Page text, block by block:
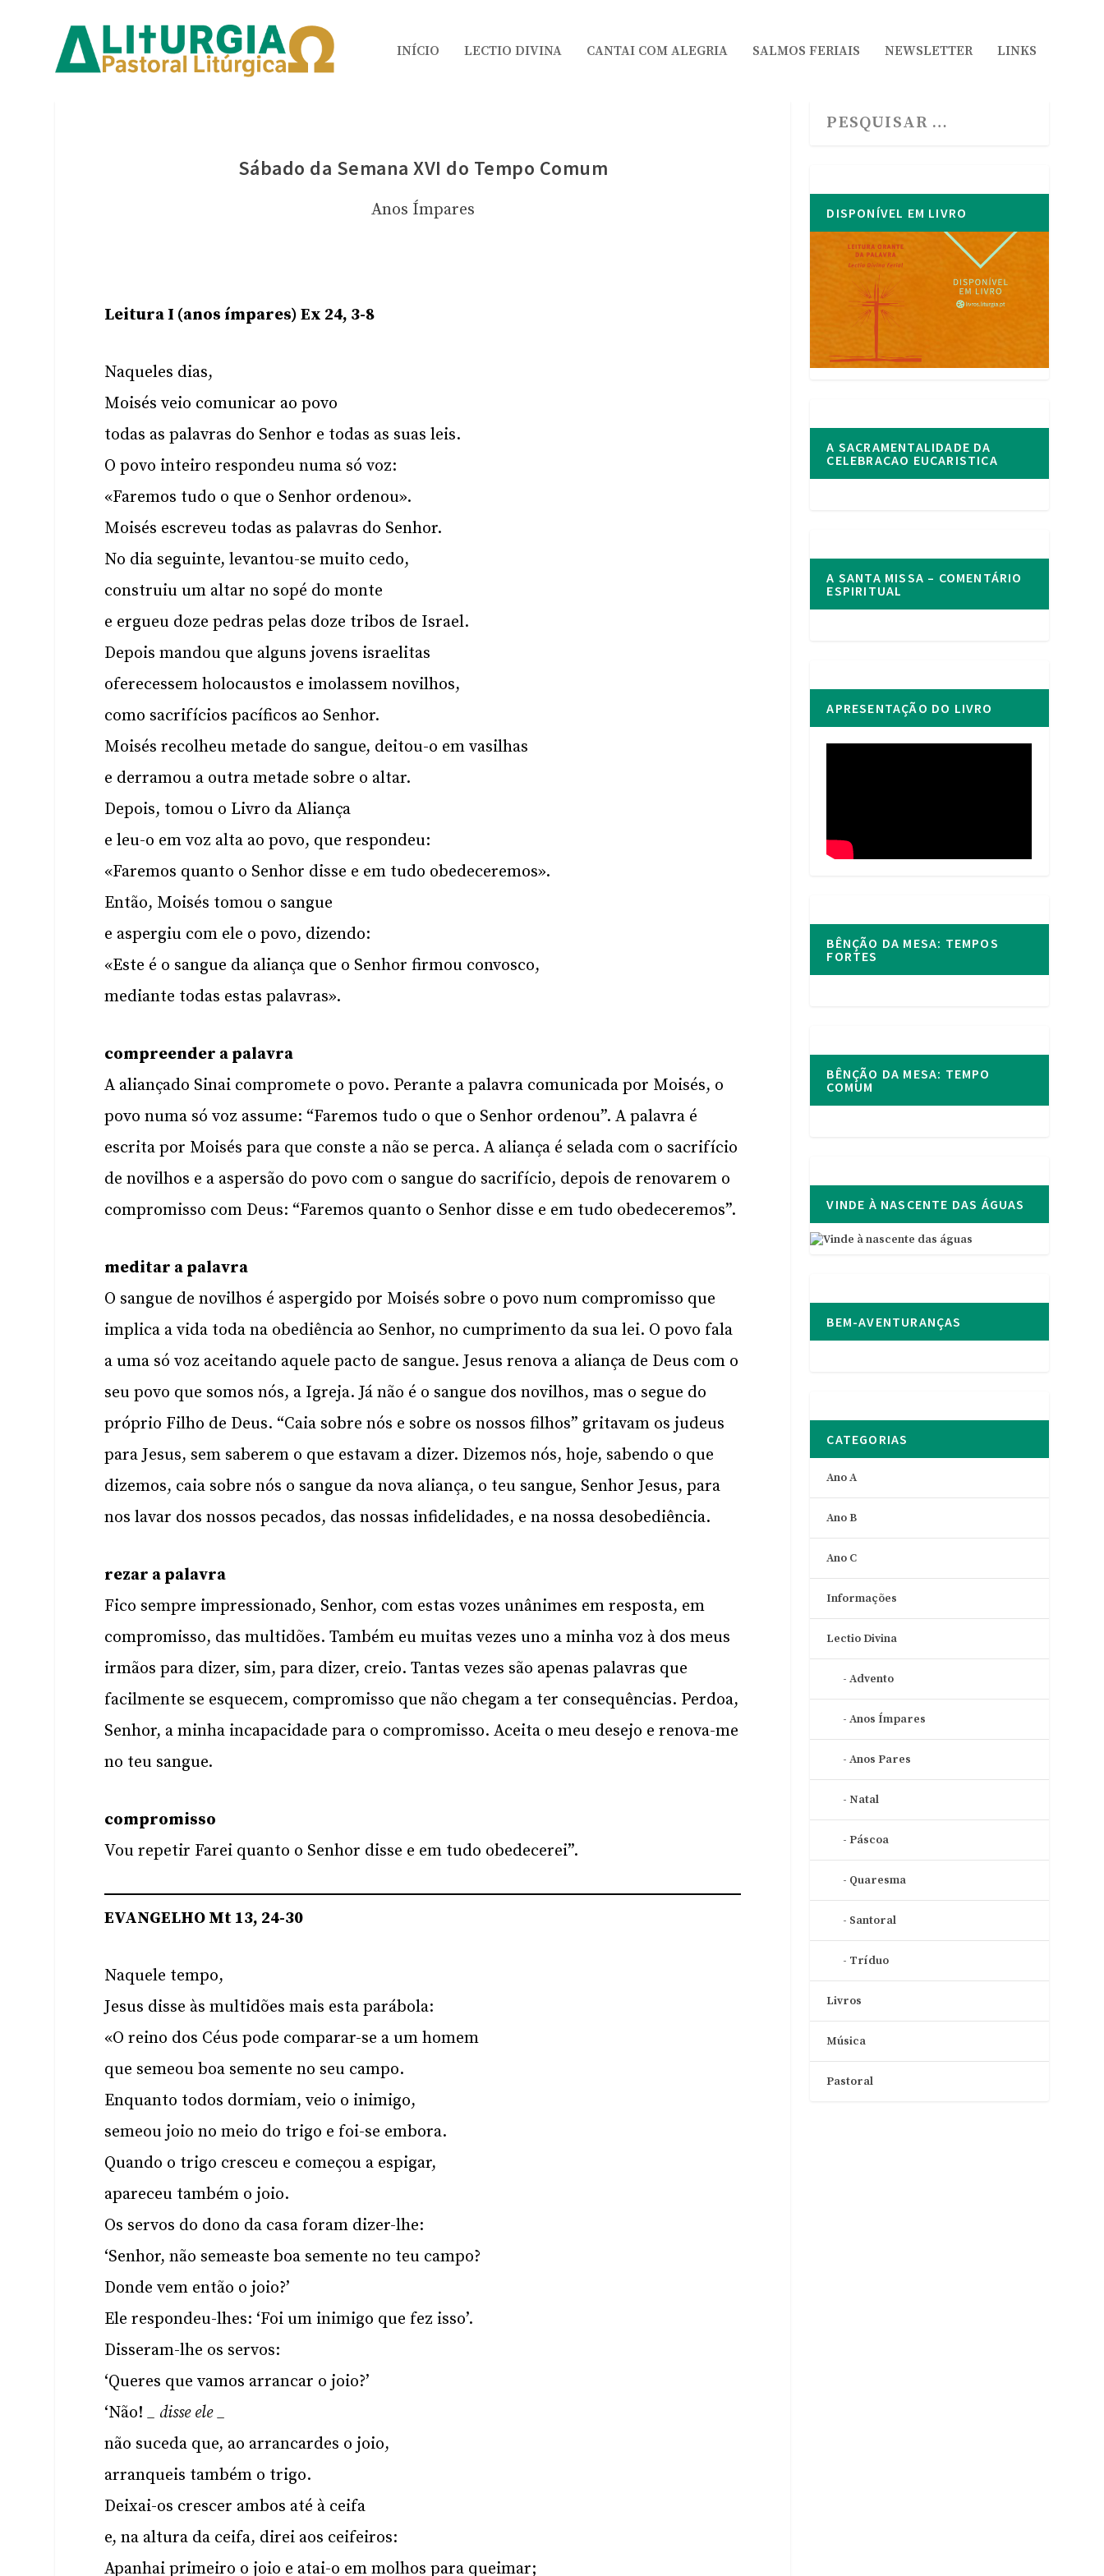
INÍCIO LECTIO DIVINA CANTAI COM ALEGRIA SALMOS FERIAIS NEWSLETTER LINKS
Sábado da Semana XVI do Tempo Comum
Anos Ímpares
Leitura I (anos ímpares) Ex 24, 3-8
Naqueles dias,
Moisés veio comunicar ao povo
todas as palavras do Senhor e todas as suas leis.
O povo inteiro respondeu numa só voz:
«Faremos tudo o que o Senhor ordenou».
Moisés escreveu todas as palavras do Senhor.
No dia seguinte, levantou-se muito cedo,
construiu um altar no sopé do monte
e ergueu doze pedras pelas doze tribos de Israel.
Depois mandou que alguns jovens israelitas
oferecessem holocaustos e imolassem novilhos,
como sacrifícios pacíficos ao Senhor.
Moisés recolheu metade do sangue, deitou-o em vasilhas
e derramou a outra metade sobre o altar.
Depois, tomou o Livro da Aliança
e leu-o em voz alta ao povo, que respondeu:
«Faremos quanto o Senhor disse e em tudo obedeceremos».
Então, Moisés tomou o sangue
e aspergiu com ele o povo, dizendo:
«Este é o sangue da aliança que o Senhor firmou convosco,
mediante todas estas palavras».
compreender a palavra
A aliançado Sinai compromete o povo. Perante a palavra comunicada por Moisés, o
povo numa só voz assume: “Faremos tudo o que o Senhor ordenou”. A palavra é
escrita por Moisés para que conste a não se perca. A aliança é selada com o sacrifício
de novilhos e a aspersão do povo com o sangue do sacrifício, depois de renovarem o
compromisso com Deus: “Faremos quanto o Senhor disse e em tudo obedeceremos”.
meditar a palavra
O sangue de novilhos é aspergido por Moisés sobre o povo num compromisso que
implica a vida toda na obediência ao Senhor, no cumprimento da sua lei. O povo fala
a uma só voz aceitando aquele pacto de sangue. Jesus renova a aliança de Deus com o
seu povo que somos nós, a Igreja. Já não é o sangue dos novilhos, mas o segue do
próprio Filho de Deus. “Caia sobre nós e sobre os nossos filhos” gritavam os judeus
para Jesus, sem saberem o que estavam a dizer. Dizemos nós, hoje, sabendo o que
dizemos, caia sobre nós o sangue da nova aliança, o teu sangue, Senhor Jesus, para
nos lavar dos nossos pecados, das nossas infidelidades, e na nossa desobediência.
rezar a palavra
Fico sempre impressionado, Senhor, com estas vozes unânimes em resposta, em
compromisso, das multidões. Também eu muitas vezes uno a minha voz à dos meus
irmãos para dizer, sim, para dizer, creio. Tantas vezes são apenas palavras que
facilmente se esquecem, compromisso que não chegam a ter consequências. Perdoa,
Senhor, a minha incapacidade para o compromisso. Aceita o meu desejo e renova-me
no teu sangue.
compromisso
Vou repetir Farei quanto o Senhor disse e em tudo obedecerei”.
EVANGELHO Mt 13, 24-30
Naquele tempo,
Jesus disse às multidões mais esta parábola:
«O reino dos Céus pode comparar-se a um homem
que semeou boa semente no seu campo.
Enquanto todos dormiam, veio o inimigo,
semeou joio no meio do trigo e foi-se embora.
Quando o trigo cresceu e começou a espigar,
apareceu também o joio.
Os servos do dono da casa foram dizer-lhe:
‘Senhor, não semeaste boa semente no teu campo?
Donde vem então o joio?’
Ele respondeu-lhes: ‘Foi um inimigo que fez isso’.
Disseram-lhe os servos:
‘Queres que vamos arrancar o joio?’
‘Não! ­­_ disse ele _
não suceda que, ao arrancardes o joio,
arranqueis também o trigo.
Deixai-os crescer ambos até à ceifa
e, na altura da ceifa, direi aos ceifeiros:
Apanhai primeiro o joio e atai-o em molhos para queimar;
DISPONÍVEL EM LIVRO
A SACRAMENTALIDADE DA
CELEBRACAO EUCARISTICA
A SANTA MISSA – COMENTÁRIO
ESPIRITUAL
APRESENTAÇÃO DO LIVRO
BÊNÇÃO DA MESA: TEMPOS
FORTES
BÊNÇÃO DA MESA: TEMPO
COMUM
VINDE À NASCENTE DAS ÁGUAS
BEM-AVENTURANÇAS
CATEGORIAS
Ano A
Ano B
Ano C
Informações
Lectio Divina
Advento
Anos Ímpares
Anos Pares
Natal
Páscoa
Quaresma
Santoral
Tríduo
Livros
Música
Pastoral